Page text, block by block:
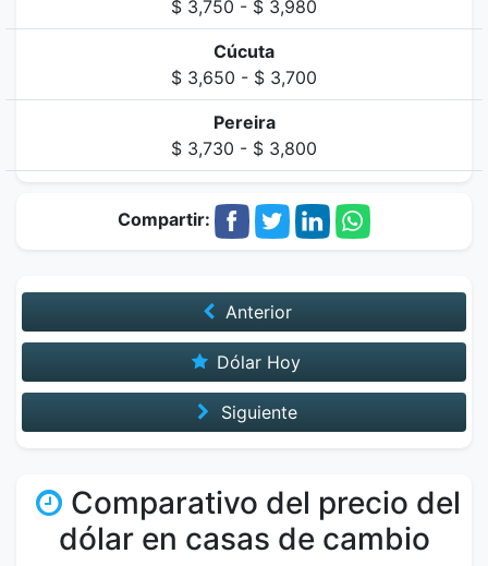
$ 3,750 - $ 3,980
Cúcuta
$ 3,650 - $ 3,700
Pereira
$ 3,730 - $ 3,800
Compartir:
Anterior
Dólar Hoy
Siguiente
Comparativo del precio del
dólar en casas de cambio